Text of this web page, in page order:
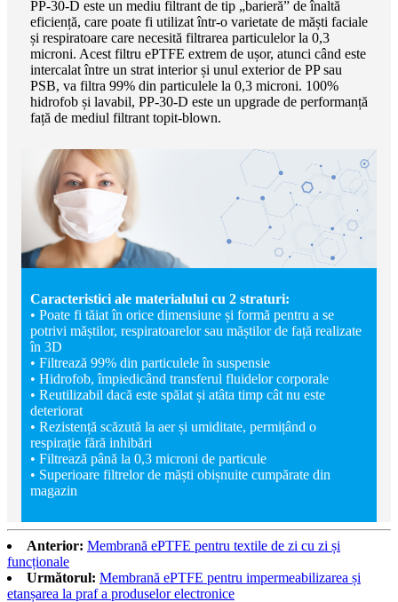
PP-30-D este un mediu filtrant de tip „barieră” de înaltă
eficiență, care poate fi utilizat într-o varietate de măști faciale
și respiratoare care necesită filtrarea particulelor la 0,3
microni. Acest filtru ePTFE extrem de ușor, atunci când este
intercalat între un strat interior și unul exterior de PP sau
PSB, va filtra 99% din particulele la 0,3 microni. 100%
hidrofob și lavabil, PP-30-D este un upgrade de performanță
față de mediul filtrant topit-blown.
Caracteristici ale materialului cu 2 straturi:
• Poate fi tăiat în orice dimensiune și formă pentru a se
potrivi măștilor, respiratoarelor sau măștilor de față realizate
în 3D
• Filtrează 99% din particulele în suspensie
• Hidrofob, împiedicând transferul fluidelor corporale
• Reutilizabil dacă este spălat și atâta timp cât nu este
deteriorat
• Rezistență scăzută la aer și umiditate, permițând o
respirație fără inhibări
• Filtrează până la 0,3 microni de particule
• Superioare filtrelor de măști obișnuite cumpărate din
magazin
Anterior: Membrană ePTFE pentru textile de zi cu zi și
funcționale
Următorul: Membrană ePTFE pentru impermeabilizarea și
etanșarea la praf a produselor electronice